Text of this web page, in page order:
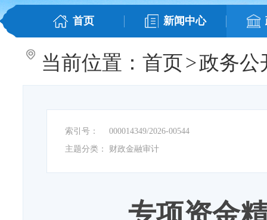
首页 新闻中心
当前位置： 首页>政务公
索引号：
000014349/2026-00544
主题分类：
财政金融审计